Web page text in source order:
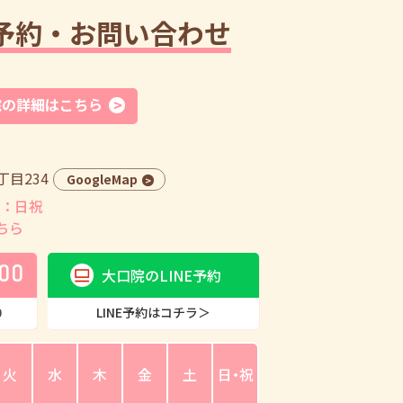
約・お問い合わせ
詳細はこちら
目234 GoogleMap
日祝
ら
大口院のLINE予約
LINE予約はコチラ＞
火 水 木 金 土 日・祝